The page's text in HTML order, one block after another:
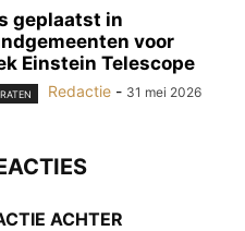
geplaatst in
voor
Einstein Telescope
Redactie - 31 mei 2026
ACHTER